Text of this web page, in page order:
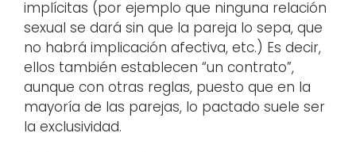
implícitas (por ejemplo que ninguna relación
sexual se dará sin que la pareja lo sepa, que
no habrá implicación afectiva, etc.) Es decir,
ellos también establecen “un contrato”,
aunque con otras reglas, puesto que en la
mayoría de las parejas, lo pactado suele ser
la exclusividad.